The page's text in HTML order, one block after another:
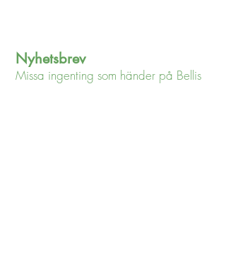
Nyhetsbrev
Missa ingenting som händer på Bellis